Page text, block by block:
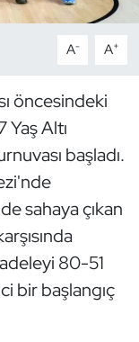
A- A+
öncesindeki
Yaş Altı
başladı.
sahaya çıkan
80-51
bir başlangıç